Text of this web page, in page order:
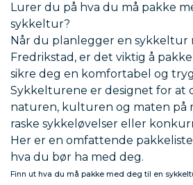
Lurer du på hva du må pakke
sykkeltur?
Når du planlegger en sykkeltur
Fredrikstad, er det viktig å
sikre deg en komfortabel og
Sykkelturene er designet for at
naturen, kulturen og maten på
raske sykkeløvelser eller
Her er en omfattende
hva du bør ha med deg.
Finn ut hva du må pakke med deg til en